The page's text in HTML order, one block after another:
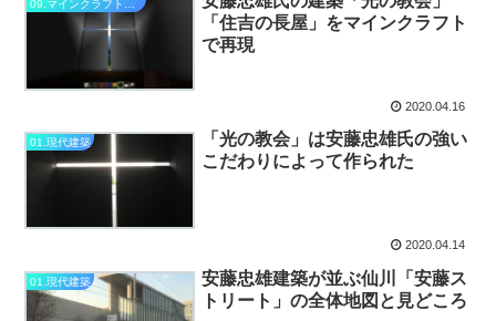
「住吉の長屋」をマインクラフト
で再現
2020.04.16
01.現代建築
「光の教会」は安藤忠雄氏の強い
こだわりによって作られた
2020.04.14
01.現代建築
安藤忠雄建築が並ぶ仙川「安藤ス
トリート」の全体地図と見どころ